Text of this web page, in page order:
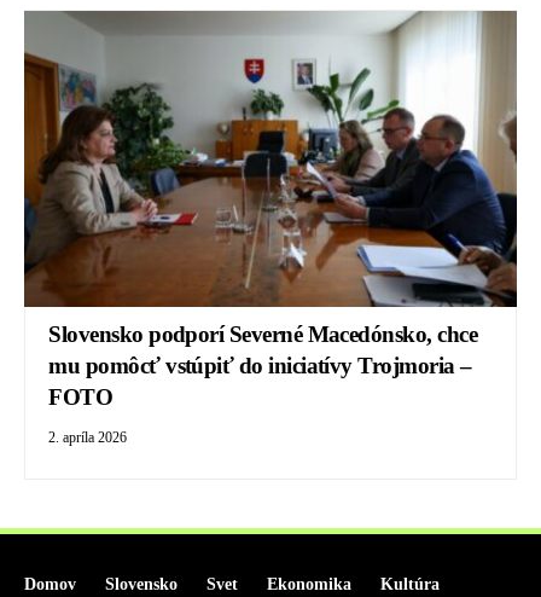
Slovensko podporí Severné Macedónsko, chce
mu pomôcť vstúpiť do iniciatívy Trojmoria –
FOTO
2. apríla 2026
Domov Slovensko Svet Ekonomika
Kultúra